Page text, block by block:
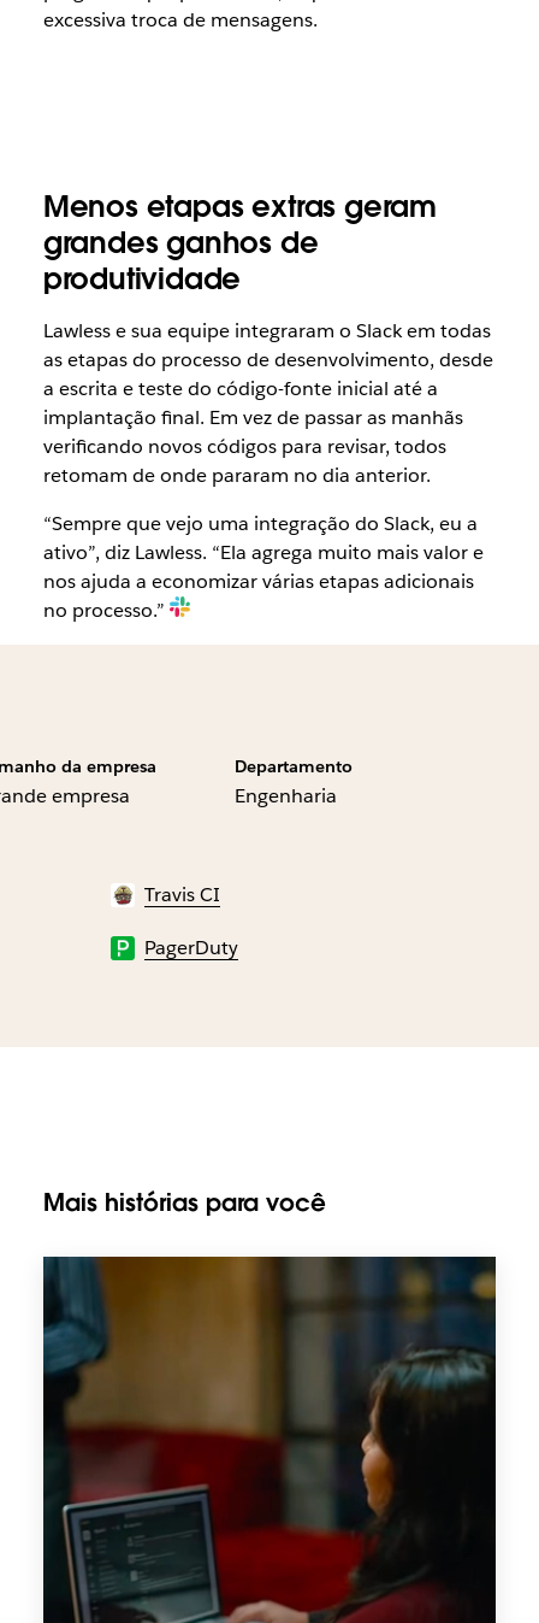
excessiva troca de mensagens.
Menos etapas extras geram
grandes ganhos de
produtividade
Lawless e sua equipe integraram o Slack em todas
as etapas do processo de desenvolvimento, desde
a escrita e teste do código-fonte inicial até a
implantação final. Em vez de passar as manhãs
verificando novos códigos para revisar, todos
retomam de onde pararam no dia anterior.
“Sempre que vejo uma integração do Slack, eu a
ativo”, diz Lawless. “Ela agrega muito mais valor e
nos ajuda a economizar várias etapas adicionais
no processo.”
da empresa
empresa
Departamento
Engenharia
Travis CI
PagerDuty
Mais histórias para você